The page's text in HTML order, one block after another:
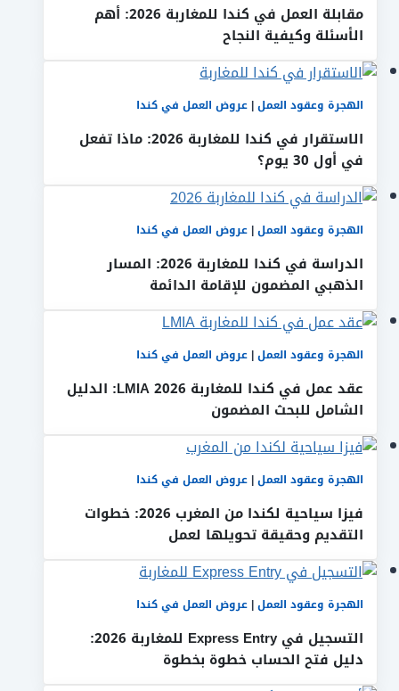
مقابلة العمل في كندا للمغاربة 2026: أهم
الأسئلة وكيفية النجاح
الهجرة وعقود العمل| عروض العمل في كندا
الاستقرار في كندا للمغاربة 2026: ماذا تفعل
في أول 30 يوم؟
الهجرة وعقود العمل| عروض العمل في كندا
الدراسة في كندا للمغاربة 2026: المسار
الذهبي المضمون للإقامة الدائمة
الهجرة وعقود العمل| عروض العمل في كندا
عقد عمل في كندا للمغاربة LMIA 2026: الدليل
الشامل للبحث المضمون
الهجرة وعقود العمل| عروض العمل في كندا
فيزا سياحية لكندا من المغرب 2026: خطوات
التقديم وحقيقة تحويلها لعمل
الهجرة وعقود العمل| عروض العمل في كندا
التسجيل في Express Entry للمغاربة 2026:
دليل فتح الحساب خطوة بخطوة